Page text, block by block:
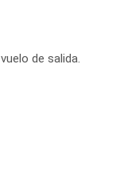
de salida.